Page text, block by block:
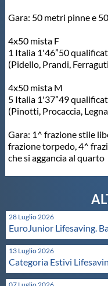
Galleria fotografica
Videogallery
Intranet
Webmail
Contatti
Gara: 50 metri pinne e
4x50 mista F
1 Italia 1'46”50
(Pidello, Prandi,
4x50 mista M
5 Italia 1'37”49
(Pinotti, Procaccia,
Gara: 1^ frazione stile
frazione torpedo, 4^
che si aggancia al quarto
28 Luglio 2026
EuroJunior Lifesaving.
13 Luglio 2026
Categoria Estivi